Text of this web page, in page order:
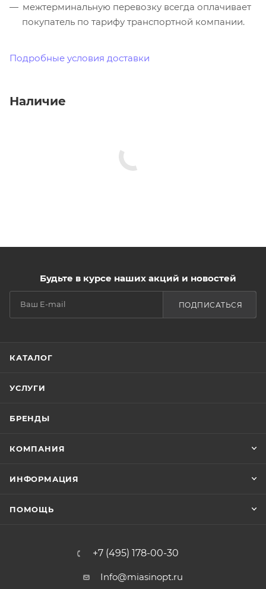
межтерминальную перевозку всегда оплачивает
покупатель по тарифу транспортной компании.
Подробные условия доставки
Наличие
Будьте в курсе наших акций и новостей
ПОДПИСАТЬСЯ
КАТАЛОГ
УСЛУГИ
БРЕНДЫ
КОМПАНИЯ
ИНФОРМАЦИЯ
ПОМОЩЬ
+7 (495) 178-00-30
Info@miasinopt.ru